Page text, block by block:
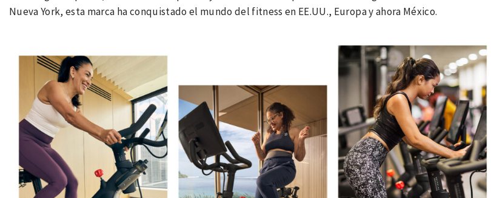
Nueva York, esta marca ha conquistado el mundo del fitness en EE.UU., Europa y ahora México.